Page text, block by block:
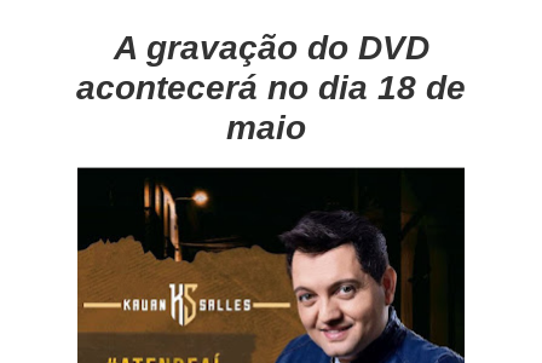
A gravação do DVD
acontecerá no dia 18 de
maio